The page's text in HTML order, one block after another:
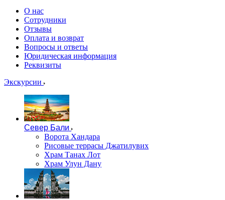
О нас
Сотрудники
Отзывы
Оплата и возврат
Вопросы и ответы
Юридическая информация
Реквизиты
Экскурсии
Север Бали
Ворота Хандара
Рисовые террасы Джатилувих
Храм Танах Лот
Храм Улун Дану